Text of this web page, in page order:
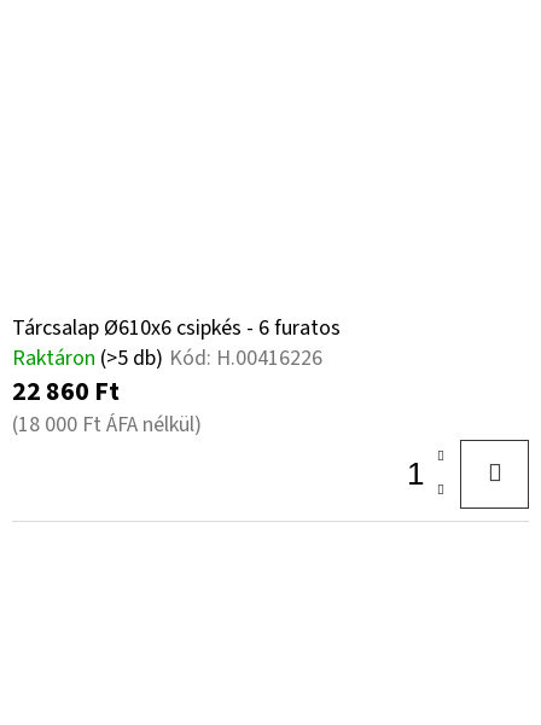
Tárcsalap Ø610x6 csipkés - 6 furatos
Raktáron (>5 db) Kód: H.00416226
22 860 Ft
(18 000 Ft ÁFA nélkül)